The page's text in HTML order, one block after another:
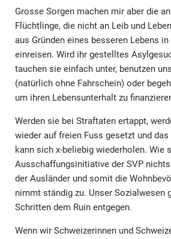
Grosse Sorgen machen mir aber die
Flüchtlinge, die nicht an Leib und
aus Gründen eines besseren Lebens
einreisen. Wird ihr gestelltes
tauchen sie einfach unter, benutzen
(natürlich ohne Fahrschein) oder
um ihren Lebensunterhalt zu
Werden sie bei Straftaten ertappt,
wieder auf freien Fuss gesetzt und das
kann sich x-beliebig wiederholen. Wie
Ausschaffungsinitiative der SVP nichts
der Ausländer und somit die
nimmt ständig zu. Unser Sozialwesen
Schritten dem Ruin entgegen.
Wenn wir Schweizerinnen und